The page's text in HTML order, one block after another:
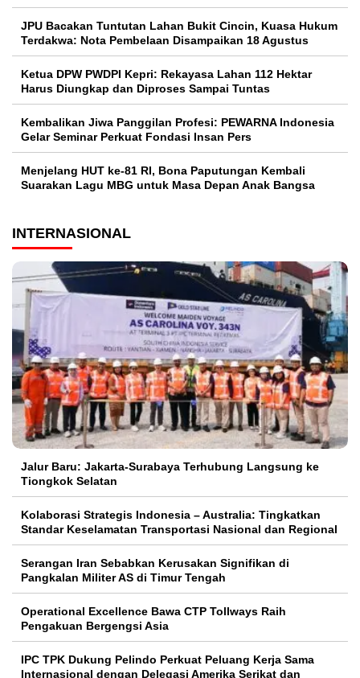
JPU Bacakan Tuntutan Lahan Bukit Cincin, Kuasa Hukum
Terdakwa: Nota Pembelaan Disampaikan 18 Agustus
Ketua DPW PWDPI Kepri: Rekayasa Lahan 112 Hektar
Harus Diungkap dan Diproses Sampai Tuntas
Kembalikan Jiwa Panggilan Profesi: PEWARNA Indonesia
Gelar Seminar Perkuat Fondasi Insan Pers
Menjelang HUT ke-81 RI, Bona Paputungan Kembali
Suarakan Lagu MBG untuk Masa Depan Anak Bangsa
INTERNASIONAL
Jalur Baru: Jakarta-Surabaya Terhubung Langsung ke
Tiongkok Selatan
Kolaborasi Strategis Indonesia – Australia: Tingkatkan
Standar Keselamatan Transportasi Nasional dan Regional
Serangan Iran Sebabkan Kerusakan Signifikan di
Pangkalan Militer AS di Timur Tengah
Operational Excellence Bawa CTP Tollways Raih
Pengakuan Bergengsi Asia
IPC TPK Dukung Pelindo Perkuat Peluang Kerja Sama
Internasional dengan Delegasi Amerika Serikat dan